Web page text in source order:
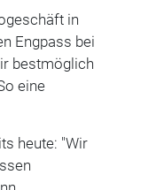
in
Engpass bei
bestmöglich
eine
heute: "Wir